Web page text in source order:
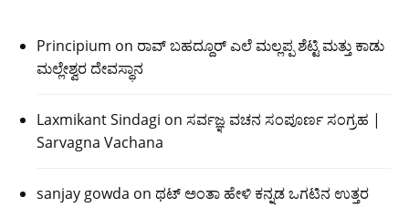
Principium on ರಾವ್ ಬಹದ್ದೂರ್ ಎಲೆ ಮಲ್ಲಪ್ಪ ಶೆಟ್ಟಿ ಮತ್ತು ಕಾಡು
ಮಲ್ಲೇಶ್ವರ ದೇವಸ್ಥಾನ
Laxmikant Sindagi on ಸರ್ವಜ್ಞ ವಚನ ಸಂಪೂರ್ಣ ಸಂಗ್ರಹ |
Sarvagna Vachana
sanjay gowda on ಥಟ್ ಅಂತಾ ಹೇಳಿ ಕನ್ನಡ ಒಗಟಿನ ಉತ್ತರ